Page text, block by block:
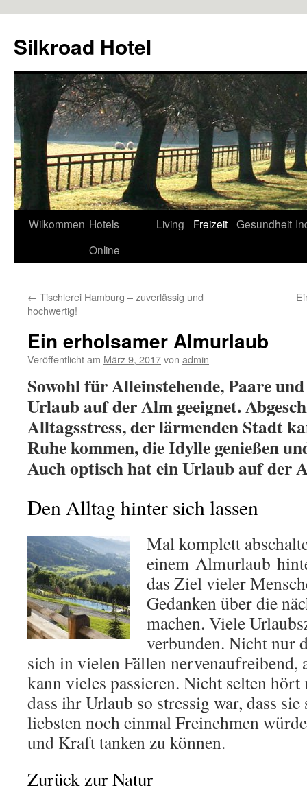
springen
Silkroad Hotel
Wilkommen Hotels
Online
Living Freizeit Gesundheit
← Tischlerei Hamburg – zuverlässig und
hochwertig!
Ein erholsamer Almurlaub
Veröffentlicht am März 9, 2017von admin
Sowohl für Alleinstehende, Paare
Urlaub auf der Alm geeignet.
Alltagsstress, der lärmenden Stadt
Ruhe kommen, die Idylle genießen
Auch optisch hat ein Urlaub auf der
Den Alltag hinter sich lassen
Mal komplett
einem Almurlaub
das Ziel vieler
Gedanken über die
machen. Viele
verbunden. Nicht nur
sich in vielen Fällen nervenaufreibend,
kann vieles passieren. Nicht selten
dass ihr Urlaub so stressig war, dass sie
liebsten noch einmal Freinehmen
und Kraft tanken zu können.
Zurück zur Natur